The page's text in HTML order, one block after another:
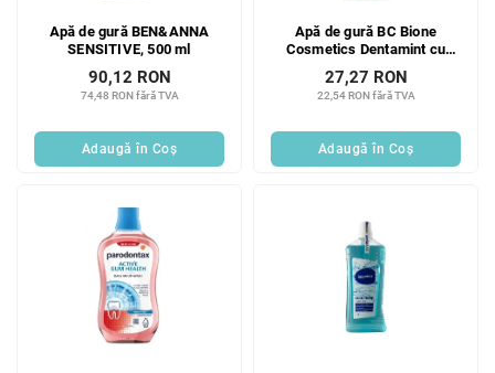
Apă de gură BEN&ANNA
SENSITIVE, 500 ml
74,48 RON fără TVA
90,12 RON
Adaugă în Coş
Apă de gură BC Bione
Cosmetics Dentamint cu
22,54 RON fără TVA
27,27 RON
Adaugă în Coş